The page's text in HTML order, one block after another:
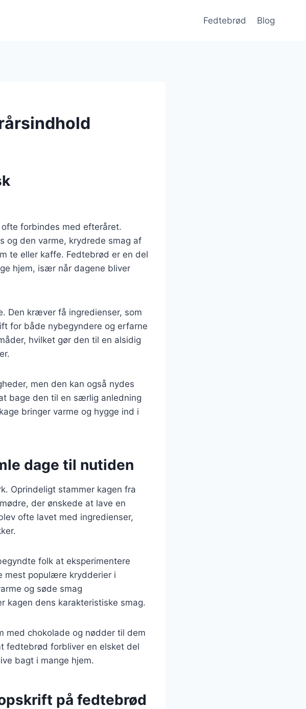
Fedtebrød Blog
forbindes med efteråret.
og den varme, krydrede smag af
te eller kaffe. Fedtebrød er en del
hjem, især når dagene bliver
Den kræver få ingredienser, som
for både nybegyndere og erfarne
hvilket gør den til en alsidig
men den kan også nydes
bage den til en særlig anledning
bringer varme og hygge ind i
dage til nutiden
Oprindeligt stammer kagen fra
der ønskede at lave en
ofte lavet med ingredienser,
folk at eksperimentere
mest populære krydderier i
og søde smag
kagen dens karakteristiske smag.
med chokolade og nødder til dem
fedtebrød forbliver en elsket del
bagt i mange hjem.
på fedtebrød